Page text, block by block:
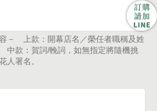
－ 上款：開幕店名／榮任者職稱及姓
中款：賀詞/輓詞，如無指定將隨機挑
人署名。